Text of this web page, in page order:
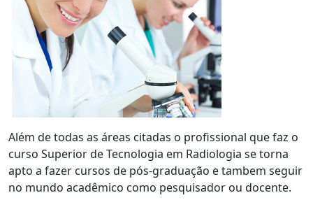
Além de todas as áreas citadas o profissional que faz o
curso Superior de Tecnologia em Radiologia se torna
apto a fazer cursos de pós-graduação e tambem seguir
no mundo acadêmico como pesquisador ou docente.